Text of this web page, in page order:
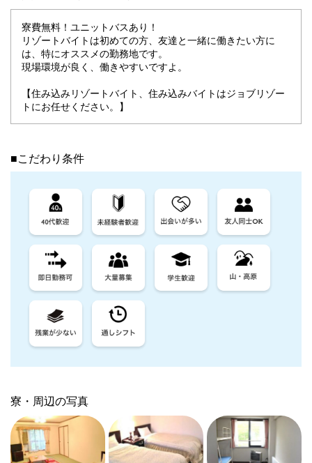
寮費無料！ユニットバスあり！
リゾートバイトは初めての方、友達と一緒に働きたい方に
は、特にオススメの勤務地です。
現場環境が良く、働きやすいですよ。
【住み込みリゾートバイト、住み込みバイトはジョブリゾー
トにお任せください。】
■こだわり条件
寮・周辺の写真